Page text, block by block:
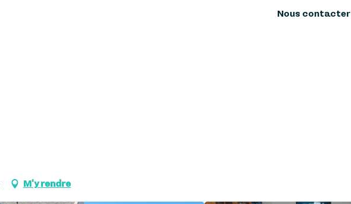
Nous contacter
M'y rendre